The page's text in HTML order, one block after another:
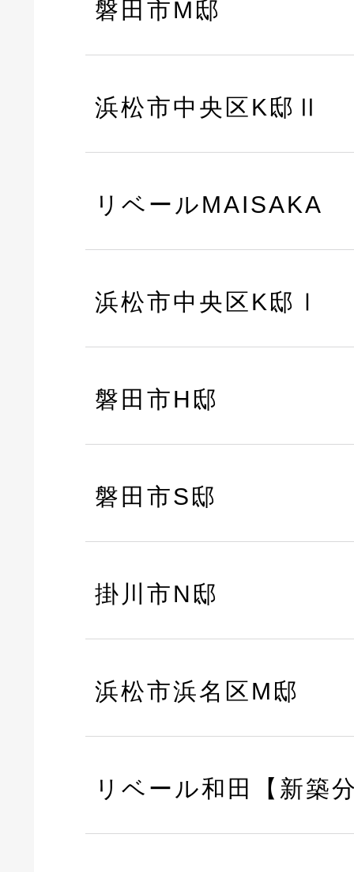
磐田市M邸
浜松市中央区K邸Ⅱ
リベールMAISAKA
浜松市中央区K邸Ⅰ
磐田市H邸
磐田市S邸
掛川市N邸
浜松市浜名区M邸
リベール和田【新築